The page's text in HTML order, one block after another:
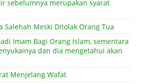
sebelumnya merupakan syarat
Salehah Meski Ditolak Orang Tua
Imam Bagi Orang Islam, sementara
dan dia mengetahui akan
Menjelang Wafat